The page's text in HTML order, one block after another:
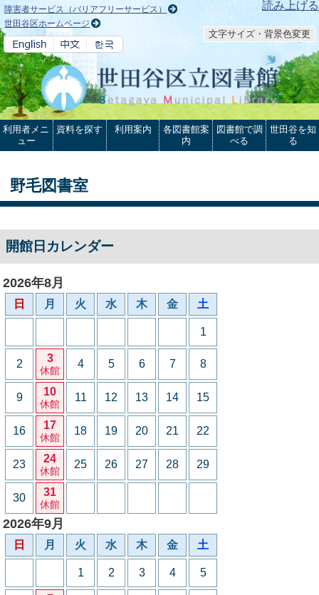
本文へ 読み上げる
障害者サービス（バリアフリーサービス）
世田谷区ホームページ
文字サイズ・背景色変更
利用者メニ
ュー
資料を探す 利用案内
各図書館案
内
図書館で調
べる
世田谷を知
る
野毛図書室
開館日カレンダー
2026年8月
日 月 火 水 木 金 土
1
2 3
休館
4 5 6 7 8
9 10
休館
11 12 13 14 15
16 17
休館
18 19 20 21 22
23 24
休館
25 26 27 28 29
30 31
休館
2026年9月
日 月 火 水 木 金 土
1 2 3 4 5